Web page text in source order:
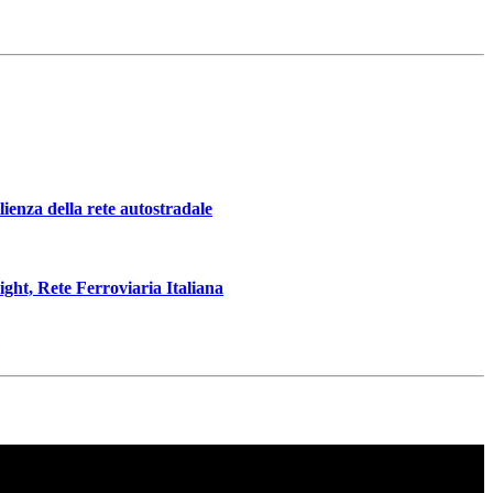
della rete autostradale
Rete Ferroviaria Italiana